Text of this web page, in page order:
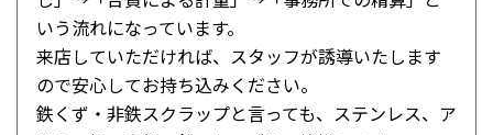
いう流れになっています。
来店していただければ、スタッフが誘導いたします
ので安心してお持ち込みください。
鉄くず・非鉄スクラップと言っても、ステンレス、ア